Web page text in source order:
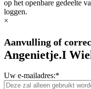
op het openbare gedeelte
loggen.
×
Aanvulling of
Angenietje.I
Uw e-mailadres:*